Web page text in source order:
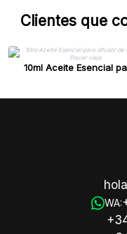
Clientes que
10ml Aceite Esencial
WA: